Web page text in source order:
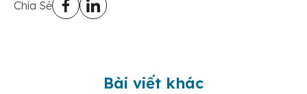
Chia Sẻ
Bài viết khác